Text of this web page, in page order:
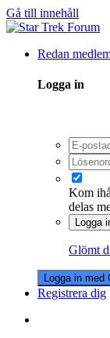
Gå till innehåll
Redan
Logga in
Kom
delas
Logga
Glömt
Logga in med
Registrera dig